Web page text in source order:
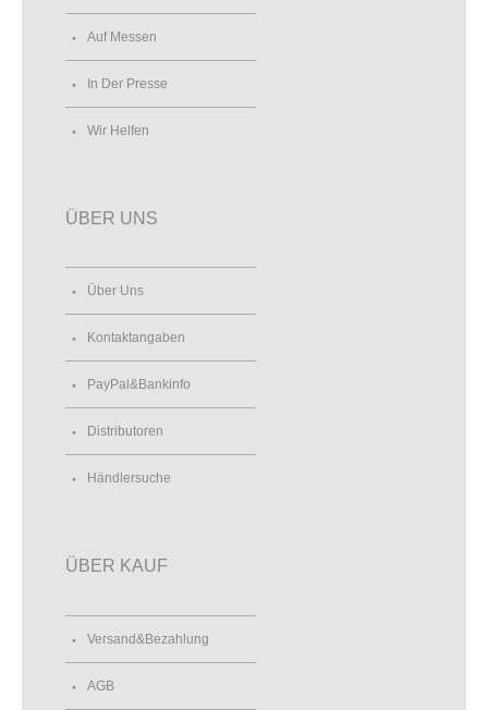
Auf Messen
In Der Presse
Wir Helfen
ÜBER UNS
Über Uns
Kontaktangaben
PayPal&Bankinfo
Distributoren
Händlersuche
ÜBER KAUF
Versand&Bezahlung
AGB